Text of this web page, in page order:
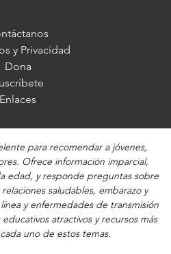
y Privacidad
Dona
Enlaces
para recomendar a jóvenes,
Ofrece información imparcial,
edad, y responde preguntas sobre
saludables, embarazo y
y enfermedades de transmisión
atractivos y recursos más
uno de estos temas.